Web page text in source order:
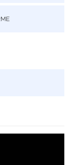
de células en el